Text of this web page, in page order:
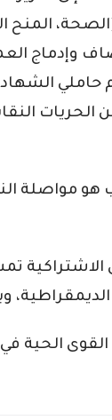
المنح
وإدماج
هو مواصلة
الاشتراكية
الديمقراطية،
الحية